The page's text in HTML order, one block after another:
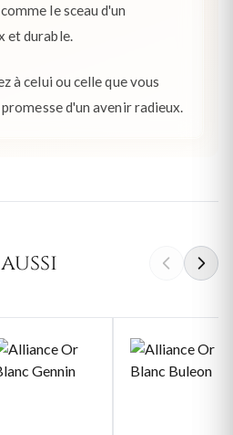
le sceau d'un
et durable.
à celui ou celle que vous
d'un avenir radieux.